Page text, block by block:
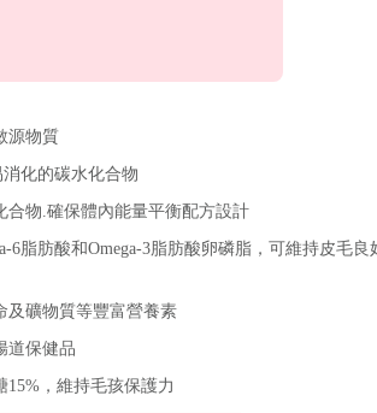
源物質
化的碳水化合物
合物.確保體內能量平衡配方設計
6脂肪酸和Omega-3脂肪酸卵磷脂，可維持皮毛良
及礦物質等豐富營養素
道保健品
15%，維持毛孩保護力